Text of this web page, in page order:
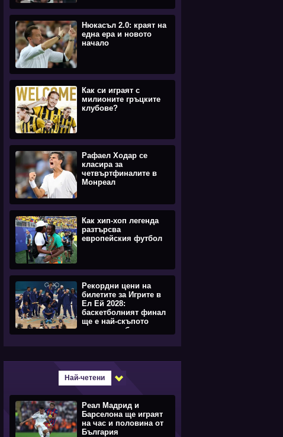
Нюкасъл 2.0: краят на
една ера и новото
начало
Как си играят с
милионите гръцките
клубове?
Рафаел Ходар се
класира за
четвъртфиналите в
Монреал
Как хип-хоп легенда
разтърсва
европейския футбол
Рекордни цени на
билетите за Игрите в
Ел Ей 2028:
баскетболният финал
ще е най-скъпото
спортно събитие
Най-четени
Реал Мадрид и
Барселона ще играят
на час и половина от
България